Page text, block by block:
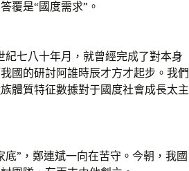
是“國度需求”。
七八十年月，就曾經完成了對本身
國的研討阿誰時辰才方才起步。我們
體質特征數據對于國度社會成長太主
”，鄭連斌一向在苦守。今朝，我國